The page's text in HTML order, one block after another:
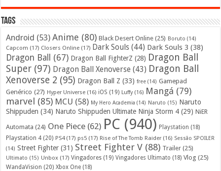
Tags
Android (53) Anime (80) Black Desert Online (25) Boruto (14)
Capcom (17) Closers Online (17) Dark Souls (44) Dark Souls 3 (38)
Dragon Ball (67) Dragon Ball FighterZ (28) Dragon Ball
Super (97) Dragon Ball Xenoverse (43) Dragon Ball
Xenoverse 2 (95) Dragon Ball Z (33) free (14) Gamepad
Genérico (27) Hyper Universe (16) iOS (19) Luffy(16) Mangá (79)
marvel (85) MCU (58) My Hero Academia (14) Naruto (15) Naruto
Shippuden (34) Naruto Shippuden Ultimate Ninja Storm 4 (29) NiER
Automata (24) One Piece (62) PC (940) Playstation (18)
Playstation 4 (20) PS4(17) ps5 (17) Rise of The Tomb Raider (16) Sessão SPOILER
(14) Street Fighter (31) Street Fighter V (88) Trailer (25)
Ultimato (15) Unbox (17) Vingadores (19) Vingadores Ultimato (18) Vlog (25)
WandaVision (20) Xbox One (18)